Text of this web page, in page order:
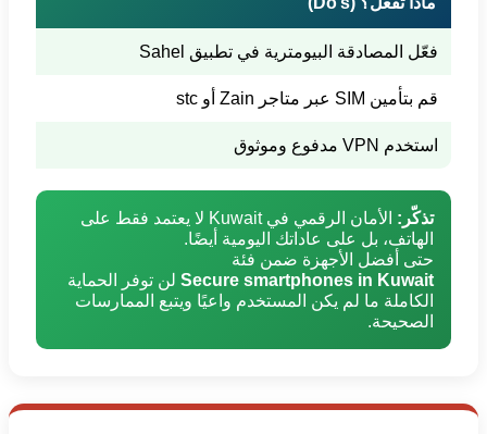
فعّل المصادقة البيومترية في تطبيق Sahel
قم بتأمين SIM عبر متاجر Zain أو stc
استخدم VPN مدفوع وموثوق
تذكّر:
الأمان الرقمي في Kuwait لا يعتمد فقط على
الهاتف، بل على عاداتك اليومية أيضًا.
حتى أفضل الأجهزة ضمن فئة
Secure smartphones in Kuwait لن توفر الحماية
الكاملة ما لم يكن المستخدم واعيًا ويتبع الممارسات
الصحيحة.